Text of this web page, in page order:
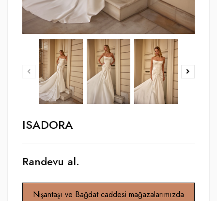
ISADORA
Randevu al.
Nişantaşı ve Bağdat caddesi mağazalarımızda